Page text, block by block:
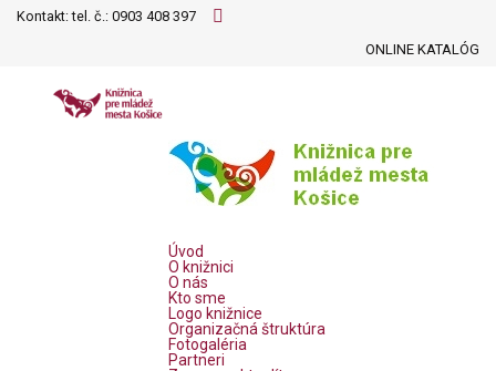
Kontakt: tel. č.: 0903 408 397
ONLINE KATALÓG
Úvod
O knižnici
O nás
Kto sme
Logo knižnice
Organizačná štruktúra
Fotogaléria
Partneri